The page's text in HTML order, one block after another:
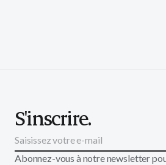
S'inscrire.
Abonnez-vous à notre newsletter